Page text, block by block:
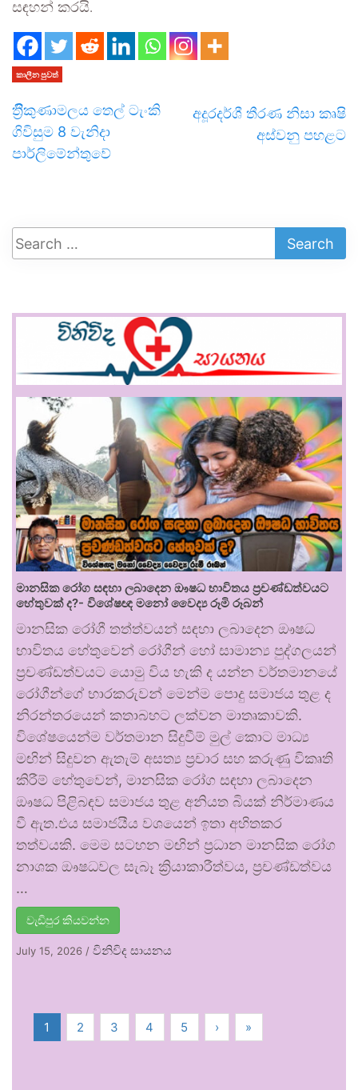
සඳහන් කරයි.
කාලීන පුවත්
ත්‍රිීකුණාමලය තෙල් ටැංකි
ගිවිසුම 8 වැනිදා
පාර්ලිමේන්තුවේ
අදූරදර්ශී තීරණ නිසා කෘෂි
අස්වනු පහළට
මානසික රෝග සඳහා ලබාදෙන ඖෂධ භාවිතය ප්‍රචණ්ඩත්වයට
හේතුවක් ද?- විශේෂඥ මනෝ වෛද්‍ය රූමි රූබන්
මානසික රෝගී තත්ත්වයන් සඳහා ලබාදෙන ඖෂධ
භාවිතය හේතුවෙන් රෝගීන් හෝ සාමාන්‍ය පුද්ගලයන්
ප්‍රචණ්ඩත්වයට යොමු විය හැකි ද යන්න වර්තමානයේ
රෝගීන්ගේ භාරකරුවන් මෙන්ම පොදු සමාජය තුළ ද
නිරන්තරයෙන් කතාබහට ලක්වන මාතෘකාවකි.
විශේෂයෙන්ම වර්තමාන සිදුවීම් මුල් කොට මාධ්‍ය
මඟින් සිදුවන ඇතැම් අසත්‍ය ප්‍රචාර සහ කරුණු විකෘති
කිරීම් හේතුවෙන්, මානසික රෝග සඳහා ලබාදෙන
ඖෂධ පිළිබඳව සමාජය තුළ අනියත බියක් නිර්මාණය
වී ඇත.එය සමාජයීය වශයෙන් ඉතා අහිතකර
තත්වයකි. මෙම සටහන මඟින් ප්‍රධාන මානසික රෝග
නාශක ඖෂධවල සැබෑ ක්‍රියාකාරීත්වය, ප්‍රචණ්ඩත්වය
…
වැඩිපුර කියවන්න
July 15, 2026 / විනිවිද සායනය
1 2 3 4 5 › »